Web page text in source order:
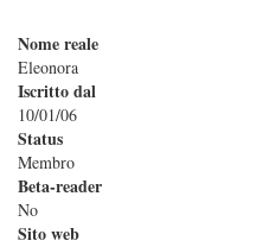
Nome reale
Eleonora
Iscritto dal
10/01/06
Status
Membro
Beta-reader
No
Sito web